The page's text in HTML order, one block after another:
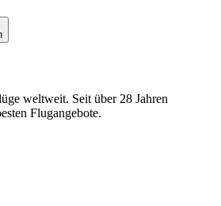
weltweit. Seit über 28 Jahren
Flugangebote.